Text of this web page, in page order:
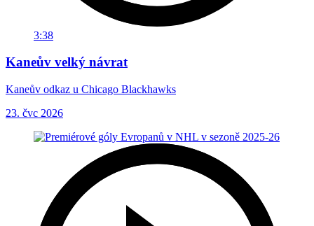
3:38
Kaneův velký návrat
Kaneův odkaz u Chicago Blackhawks
23. čvc 2026